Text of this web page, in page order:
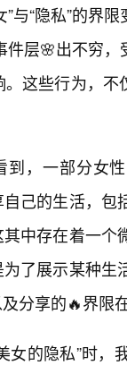
”与“隐私”的界
件层🌸出不穷
这些行为，
到，一部分女
己的生活，
中存在着一
了展示某种
分享的🔥界限
女的隐私”时